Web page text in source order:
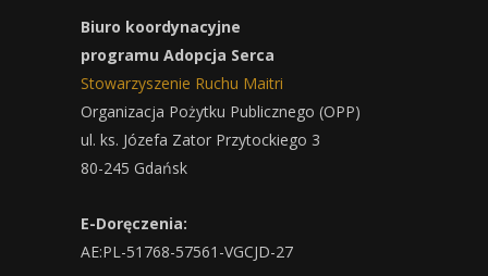
Biuro koordynacyjne
programu Adopcja Serca
Stowarzyszenie Ruchu Maitri
Organizacja Pożytku Publicznego (OPP)
ul. ks. Józefa Zator Przytockiego 3
80-245 Gdańsk
E-Doręczenia:
AE:PL-51768-57561-VGCJD-27